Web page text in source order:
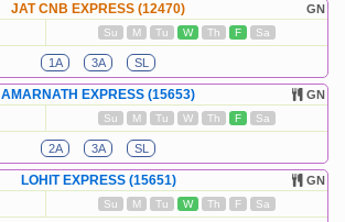
GN
JAT CNB EXPRESS (12470)
Su M Tu W Th F Sa
1A 3A SL
GN
AMARNATH EXPRESS (15653)
Su M Tu W Th F Sa
2A 3A SL
GN
LOHIT EXPRESS (15651)
Su M Tu W Th F Sa